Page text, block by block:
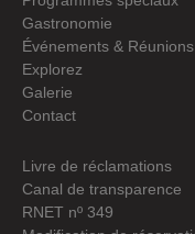
Gastronomie
Événements & Réunions
Explorez
Galerie
Contact
Livre de réclamations
Canal de transparence
RNET nº 349